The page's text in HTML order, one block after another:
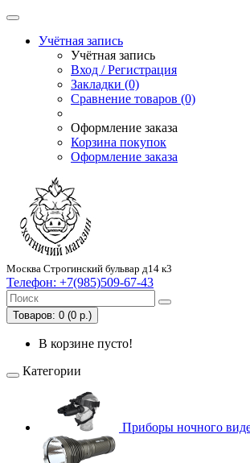
Учётная запись
Учётная запись
Вход / Регистрация
Закладки (0)
Сравнение товаров (0)
Оформление заказа
Корзина покупок
Оформление заказа
Москва Строгинский бульвар д14 к3
Телефон: +7(985)509-67-43
Товаров: 0 (0 р.)
В корзине пусто!
Категории
Приборы ночного